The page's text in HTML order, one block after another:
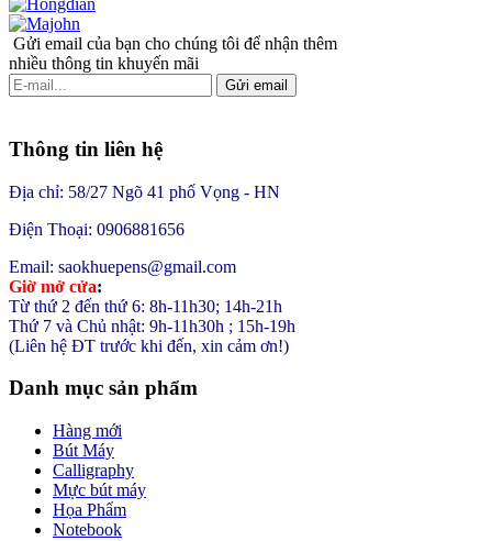
Gửi email của bạn cho chúng tôi để nhận thêm
nhiều thông tin khuyến mãi
Gửi email
Thông tin liên hệ
Địa chỉ: 58/27 Ngõ 41 phố Vọng - HN
Điện Thoại: 0906881656
Email: saokhuepens@gmail.com
Giờ mở cửa:
Từ thứ 2 đến thứ 6: 8h-11h30; 14h-21h
Thứ 7 và Chủ nhật: 9h-11h30h ; 15h-19h
(Liên hệ ĐT trước khi đến, xin cảm ơn!)
Danh mục sản phẩm
Hàng mới
Bút Máy
Calligraphy
Mực bút máy
Họa Phẩm
Notebook